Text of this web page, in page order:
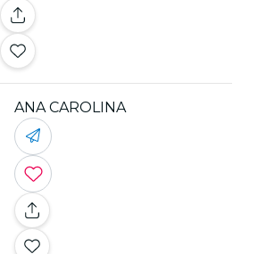
ANA CAROLINA